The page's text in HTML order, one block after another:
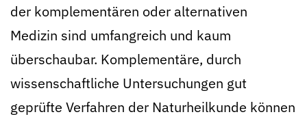
der komplementären oder alternativen
Medizin sind umfangreich und kaum
überschaubar. Komplementäre, durch
wissenschaftliche Untersuchungen gut
geprüfte Verfahren der Naturheilkunde können